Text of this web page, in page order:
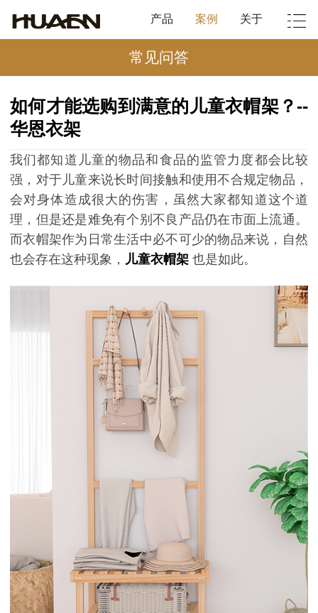
产品 案例 关于
常见问答
如何才能选购到满意的儿童衣帽架？--
华恩衣架
我们都知道儿童的物品和食品的监管力度都会比较
强，对于儿童来说长时间接触和使用不合规定物品，
会对身体造成很大的伤害，虽然大家都知道这个道
理，但是还是难免有个别不良产品仍在市面上流通。
而衣帽架作为日常生活中必不可少的物品来说，自然
也会存在这种现象， 儿童衣帽架 也是如此。